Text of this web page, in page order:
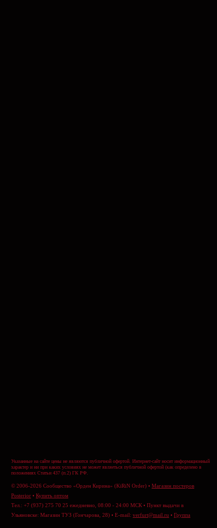
Указанные на сайте цены не являются публичной офертой. Интернет-сайт носит информационный
характер и ни при каких условиях не может являеться публичной офертой (как определено в
положениях Статьи 437 (п.2) ГК РФ.
© 2006-2026 Сообщество «Орден Кирина» (KiRiN Order) • Магазин постеров
Posterior • Купить оптом
Тел.: +7 (937) 275 70 25 ежедневно, 08:00 - 24:00 МСК • Пункт выдачи в
Ульяновске: Магазин ТУЗ (Гончарова, 28) • E-mail: verfurt@mail.ru • Группа